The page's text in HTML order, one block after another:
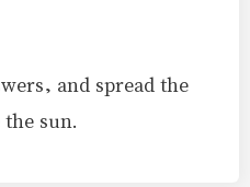
and spread the
sun.